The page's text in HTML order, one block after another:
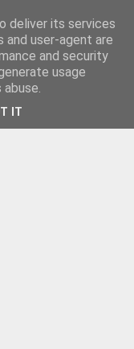
deliver its services
and user-agent are
and security
usage
IT